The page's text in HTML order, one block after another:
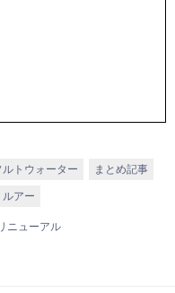
こだわりのアイテムを輩
ルトウォーター まとめ記事
ルアー
リニューアル